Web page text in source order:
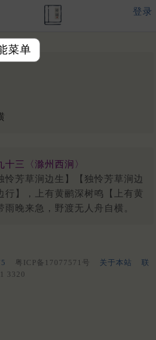
菜单
登录
十三〈滁州西涧〉
怜芳草涧边生】【独怜芳草涧边
行】，上有黄鹂深树鸣【上有黄
晚来急，野渡无人舟自横。
粤ICP备17077571号 关于本站
联
3320